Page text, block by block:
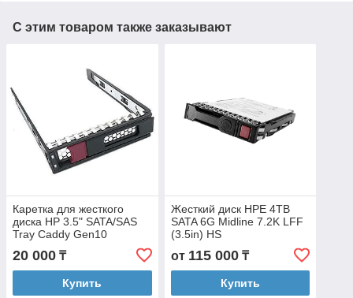
С этим товаром также заказывают
Каретка для жесткого
диска HP 3.5" SATA/SAS
Tray Caddy Gen10
20 000 ₸
Купить
Жесткий диск HPE 4TB
SATA 6G Midline 7.2K LFF
(3.5in) HS
от 115 000₸
Купить